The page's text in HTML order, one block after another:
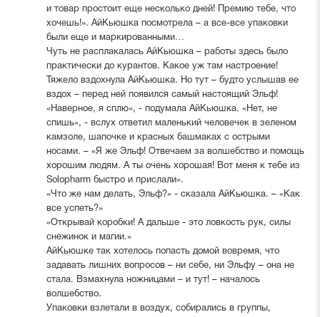
и товар простоит еще несколько дней! Премию тебе, что
хочешь!». АйКьюшка посмотрела – а все-все упаковки
были еще и маркированными…
Чуть не расплакалась АйКьюшка – работы здесь было
практически до курантов. Какое уж там настроение!
Тяжело вздохнула АйКьюшка. Но тут – будто услышав ее
вздох – перед ней появился самый настоящий Эльф!
«Наверное, я сплю», - подумала АйКьюшка. «Нет, не
спишь», - вслух ответил маленький человечек в зеленом
камзоле, шапочке и красных башмаках с острыми
носами. – «Я же Эльф! Отвечаем за волшебство и помощь
хорошим людям. А ты очень хорошая! Вот меня к тебе из
Solopharm быстро и прислали».
«Что же нам делать, Эльф?» - сказала АйКьюшка. – «Как
все успеть?»
«Открывай коробки! А дальше - это ловкость рук, силы
снежинок и магии.»
АйКьюшке так хотелось попасть домой вовремя, что
задавать лишних вопросов – ни себе, ни Эльфу – она не
стала. Взмахнула ножницами – и тут! – началось
волшебство.
Упаковки взлетали в воздух, собирались в группы,